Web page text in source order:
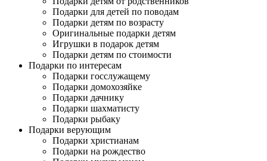
Подарки для детей по поводам
Подарки детям по возрасту
Оригинальные подарки детям
Игрушки в подарок детям
Подарки детям по стоимости
Подарки по интересам
Подарки госслужащему
Подарки домохозяйке
Подарки дачнику
Подарки шахматисту
Подарки рыбаку
Подарки верующим
Подарки христианам
Подарки на рождество